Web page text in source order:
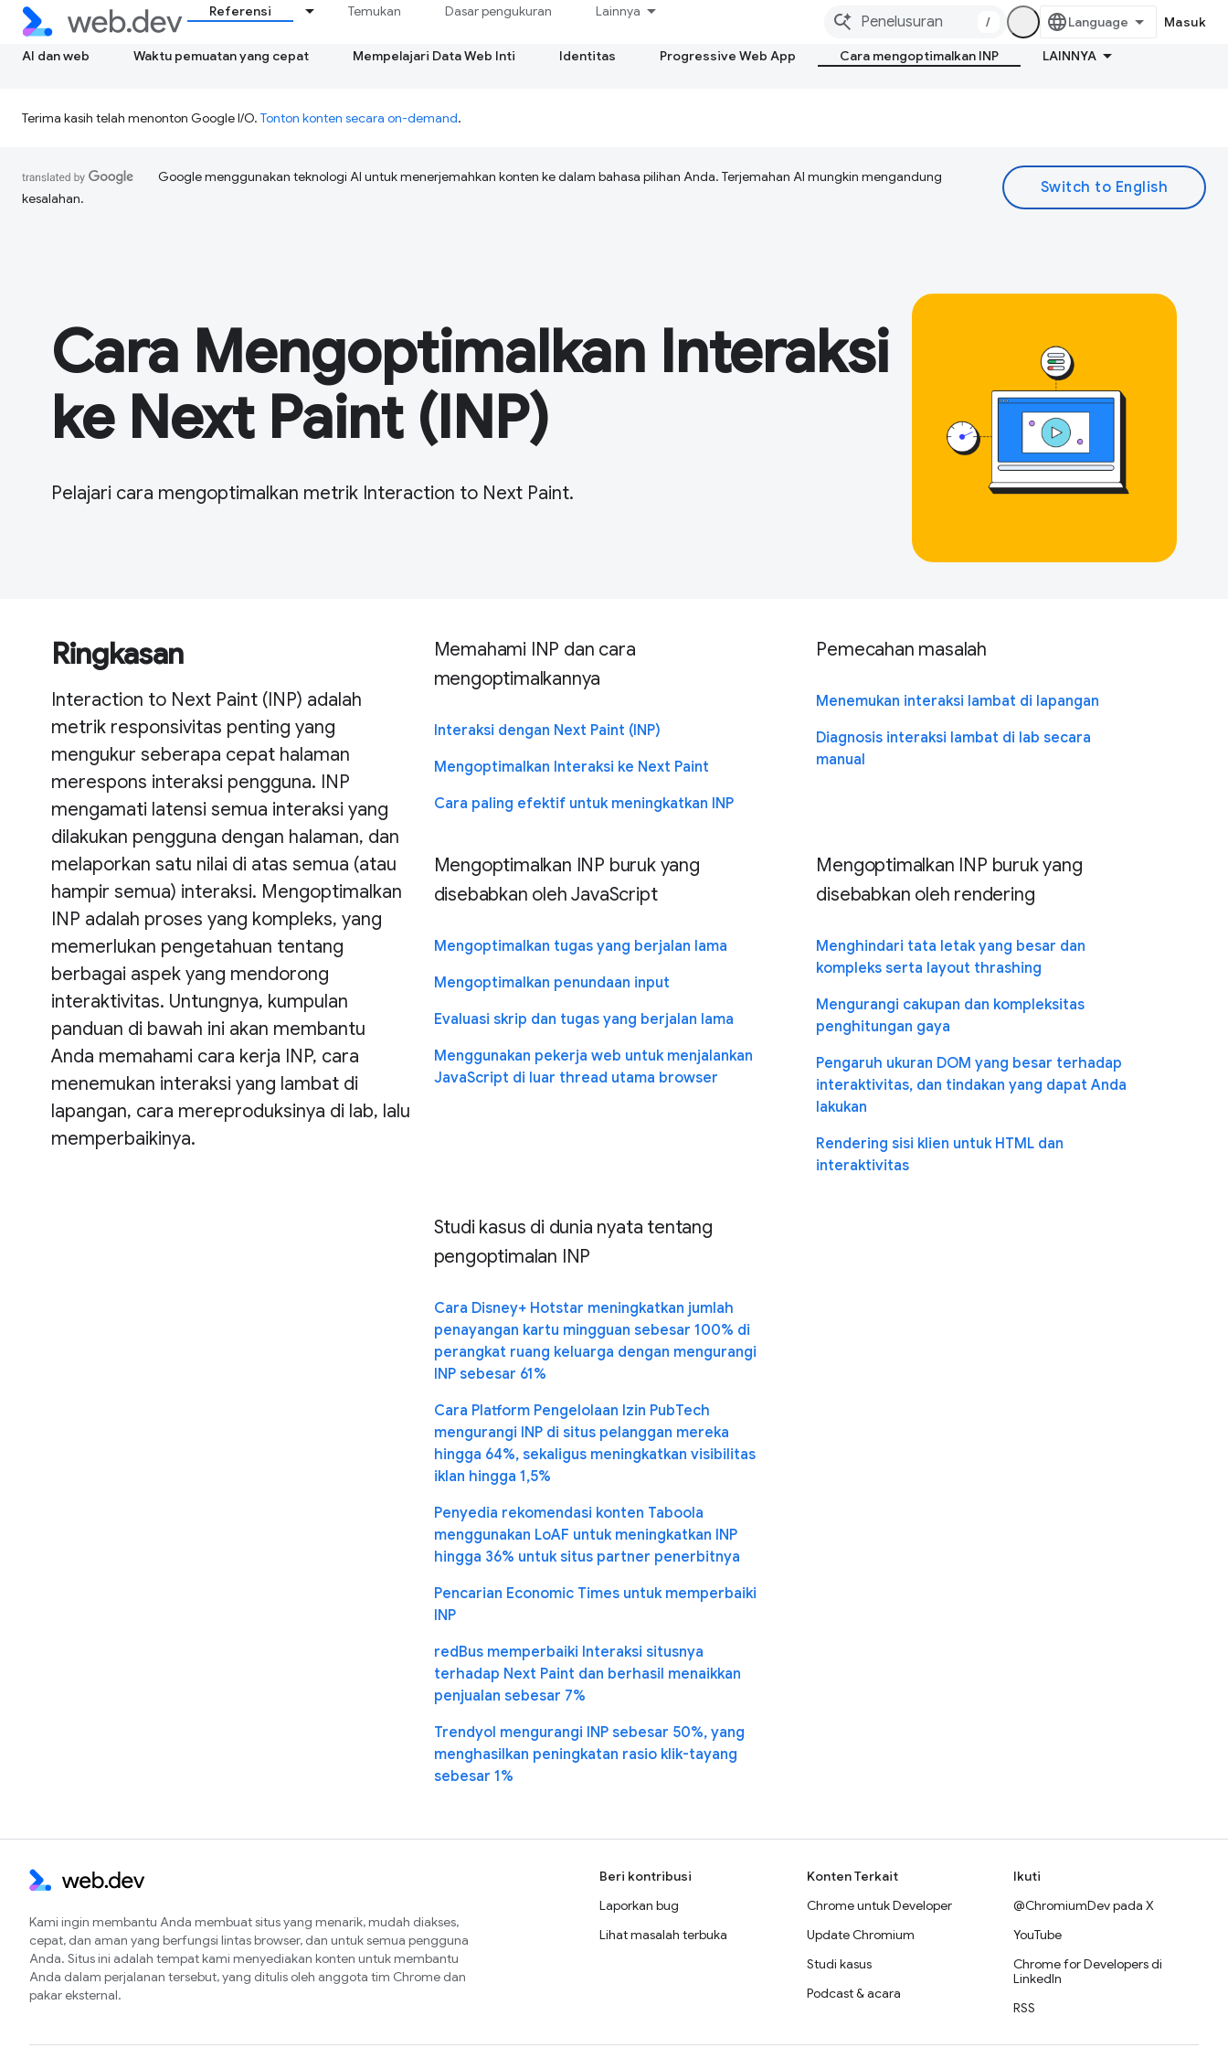
Referensi Temukan Dasar pengukuran Lainnya
/ Masuk
AI dan web Waktu pemuatan yang cepat Mempelajari Data Web Inti Identitas Progressive Web App Cara mengoptimalkan INP LAINNYA
Terima kasih telah menonton Google I/O. Tonton konten secara on-demand.
Google menggunakan teknologi AI untuk menerjemahkan konten ke dalam bahasa pilihan Anda. Terjemahan AI mungkin mengandung
kesalahan.
Cara Mengoptimalkan Interaksi
ke Next Paint (INP)
Pelajari cara mengoptimalkan metrik Interaction to Next Paint.
Ringkasan
Interaction to Next Paint (INP) adalah
metrik responsivitas penting yang
mengukur seberapa cepat halaman
merespons interaksi pengguna. INP
mengamati latensi semua interaksi yang
dilakukan pengguna dengan halaman, dan
melaporkan satu nilai di atas semua (atau
hampir semua) interaksi. Mengoptimalkan
INP adalah proses yang kompleks, yang
memerlukan pengetahuan tentang
berbagai aspek yang mendorong
interaktivitas. Untungnya, kumpulan
panduan di bawah ini akan membantu
Anda memahami cara kerja INP, cara
menemukan interaksi yang lambat di
lapangan, cara mereproduksinya di lab, lalu
memperbaikinya.
Memahami INP dan cara
mengoptimalkannya
Interaksi dengan Next Paint (INP)
Mengoptimalkan Interaksi ke Next Paint
Cara paling efektif untuk meningkatkan INP
Pemecahan masalah
Menemukan interaksi lambat di lapangan
Diagnosis interaksi lambat di lab secara
manual
Mengoptimalkan INP buruk yang
disebabkan oleh JavaScript
Mengoptimalkan tugas yang berjalan lama
Mengoptimalkan penundaan input
Evaluasi skrip dan tugas yang berjalan lama
Menggunakan pekerja web untuk menjalankan
JavaScript di luar thread utama browser
Mengoptimalkan INP buruk yang
disebabkan oleh rendering
Menghindari tata letak yang besar dan
kompleks serta layout thrashing
Mengurangi cakupan dan kompleksitas
penghitungan gaya
Pengaruh ukuran DOM yang besar terhadap
interaktivitas, dan tindakan yang dapat Anda
lakukan
Rendering sisi klien untuk HTML dan
interaktivitas
Studi kasus di dunia nyata tentang
pengoptimalan INP
Cara Disney+ Hotstar meningkatkan jumlah
penayangan kartu mingguan sebesar 100% di
perangkat ruang keluarga dengan mengurangi
INP sebesar 61%
Cara Platform Pengelolaan Izin PubTech
mengurangi INP di situs pelanggan mereka
hingga 64%, sekaligus meningkatkan visibilitas
iklan hingga 1,5%
Penyedia rekomendasi konten Taboola
menggunakan LoAF untuk meningkatkan INP
hingga 36% untuk situs partner penerbitnya
Pencarian Economic Times untuk memperbaiki
INP
redBus memperbaiki Interaksi situsnya
terhadap Next Paint dan berhasil menaikkan
penjualan sebesar 7%
Trendyol mengurangi INP sebesar 50%, yang
menghasilkan peningkatan rasio klik-tayang
sebesar 1%
Kami ingin membantu Anda membuat situs yang menarik, mudah diakses,
cepat, dan aman yang berfungsi lintas browser, dan untuk semua pengguna
Anda. Situs ini adalah tempat kami menyediakan konten untuk membantu
Anda dalam perjalanan tersebut, yang ditulis oleh anggota tim Chrome dan
pakar eksternal.
Beri kontribusi
Laporkan bug
Lihat masalah terbuka
Konten Terkait
Chrome untuk Developer
Update Chromium
Studi kasus
Podcast & acara
Ikuti
@ChromiumDev pada X
YouTube
Chrome for Developers di
LinkedIn
RSS